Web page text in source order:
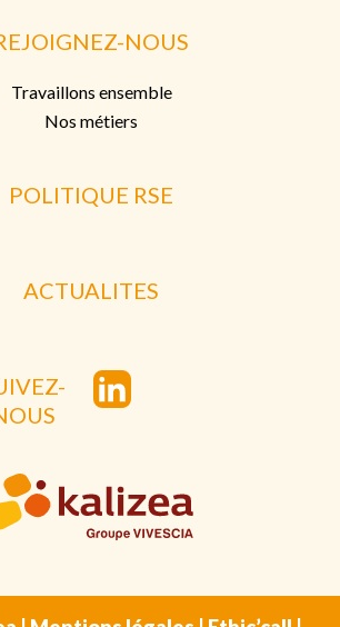
NOUS
Travaillons ensemble
Nos métiers
POLITIQUE RSE
ACTUALITES